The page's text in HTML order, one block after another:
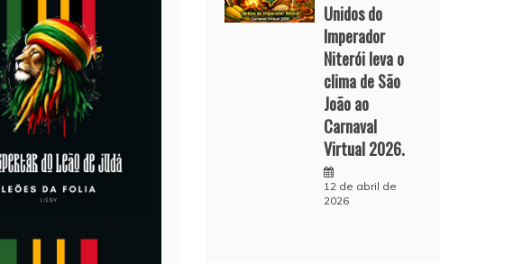
Unidos do
Imperador
Niterói leva o
clima de São
João ao
Carnaval
Virtual 2026.
12 de abril de
2026